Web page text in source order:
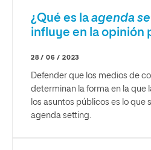
¿Qué es la agenda
influye en la opinión
28 / 06 / 2023
Defender que los medios de
determinan la forma en la que
los asuntos públicos es lo que
agenda setting.